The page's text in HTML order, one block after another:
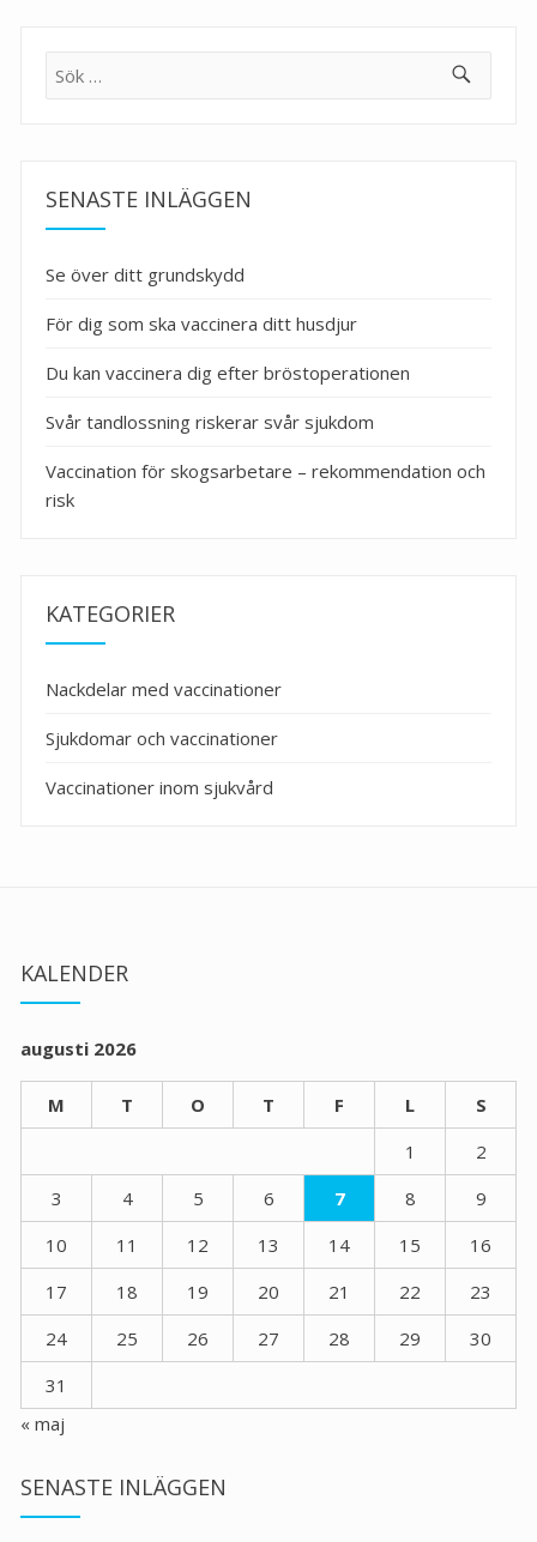
SENASTE INLÄGGEN
Se över ditt grundskydd
För dig som ska vaccinera ditt husdjur
Du kan vaccinera dig efter bröstoperationen
Svår tandlossning riskerar svår sjukdom
Vaccination för skogsarbetare – rekommendation och
risk
KATEGORIER
Nackdelar med vaccinationer
Sjukdomar och vaccinationer
Vaccinationer inom sjukvård
KALENDER
augusti 2026
M T O T F L
S
1
2
3
4 5 6 7 8
9
10
11 12 13 14 15
16
17
18 19 20 21 22
23
24
25 26 27 28 29
30
31
« maj
SENASTE INLÄGGEN